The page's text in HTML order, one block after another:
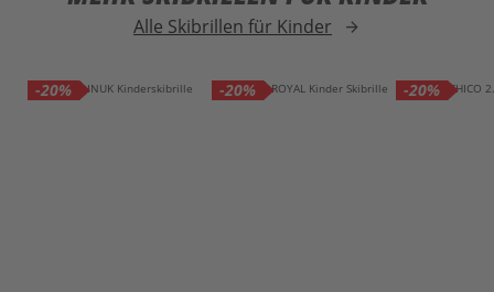
Alle Skibrillen für Kinder arrow_forward
-20% -20% -20%